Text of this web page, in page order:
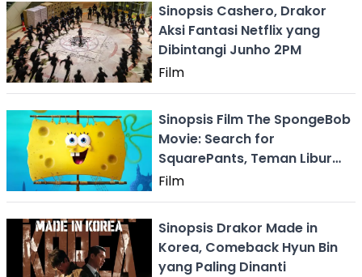
Sinopsis Cashero, Drakor
Aksi Fantasi Netflix yang
Dibintangi Junho 2PM
Film
Sinopsis Film The SpongeBob
Movie: Search for
SquarePants, Teman Libur
Panjang
Film
Sinopsis Drakor Made in
Korea, Comeback Hyun Bin
yang Paling Dinanti